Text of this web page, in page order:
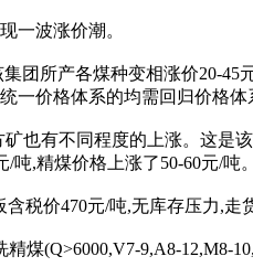
一波涨价潮。
所产各煤种变相涨价20-45
一价格体系的均需回归价格体
有不同程度的上涨。这是
,精煤价格上涨了50-60元/吨。
税价470元/吨,无库存压力,走
(Q>6000,V7-9,A8-12,M8-